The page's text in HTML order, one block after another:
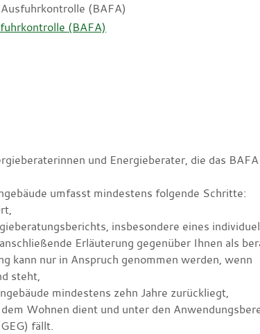
(BAFA)
(BAFA)
und Energieberater, die das
umfasst mindestens folgende Schritte:
insbesondere eines
Erläuterung gegenüber Ihnen als
kann nur in Anspruch genommen werden, wenn
steht,
mindestens zehn Jahre zurückliegt,
Wohnen dient und unter den
fällt.